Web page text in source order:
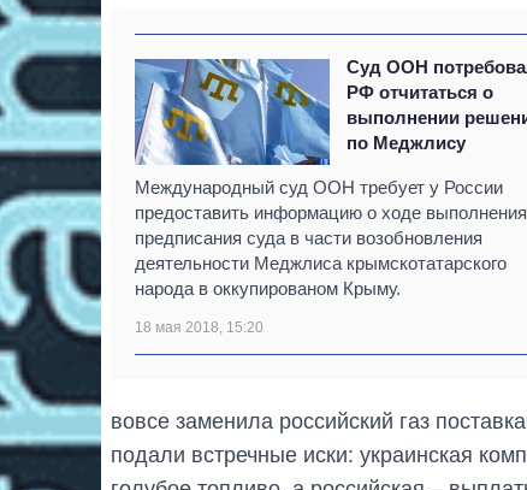
Суд ООН
РФ отчитаться о
выполнении
по Меджлису
Международный суд ООН требует у России
предоставить информацию о ходе выполнения
предписания суда в части возобновления
деятельности Меджлиса крымскотатарского
народа в оккупированом Крыму.
18 мая 2018, 15:20
вовсе заменила российский газ
подали встречные иски: украинская